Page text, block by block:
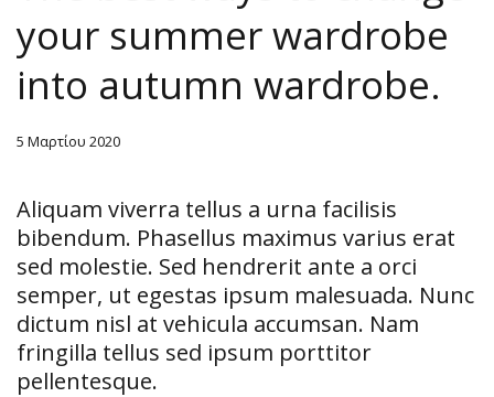
your summer wardrobe
into autumn wardrobe.
5 Μαρτίου 2020
Aliquam viverra tellus a urna facilisis
bibendum. Phasellus maximus varius erat
sed molestie. Sed hendrerit ante a orci
semper, ut egestas ipsum malesuada. Nunc
dictum nisl at vehicula accumsan. Nam
fringilla tellus sed ipsum porttitor
pellentesque.